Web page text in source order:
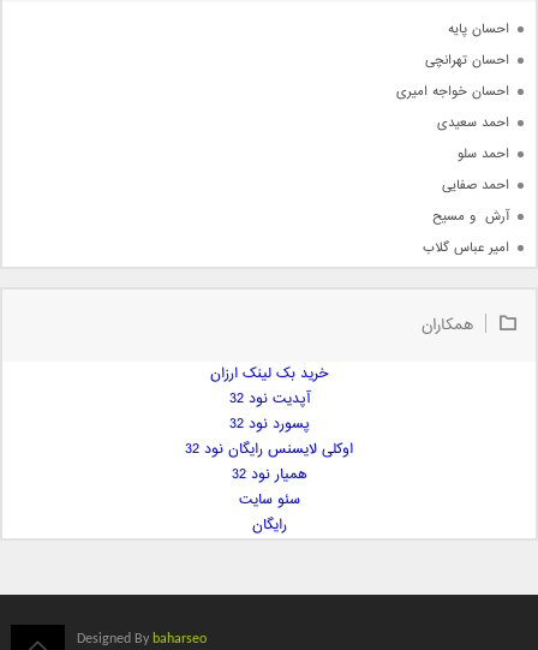
احسان پایه
احسان تهرانچی
احسان خواجه امیری
احمد سعیدی
احمد سلو
احمد صفایی
آرش  و مسیح
امیر عباس گلاب
امیر علی
ایمان فلاح
همکاران
خرید بک لینک ارزان
آپدیت نود 32
پسورد نود 32
اوکلی لایسنس رایگان نود 32
همیار نود 32
سئو سایت
رایگان
Designed By baharseo